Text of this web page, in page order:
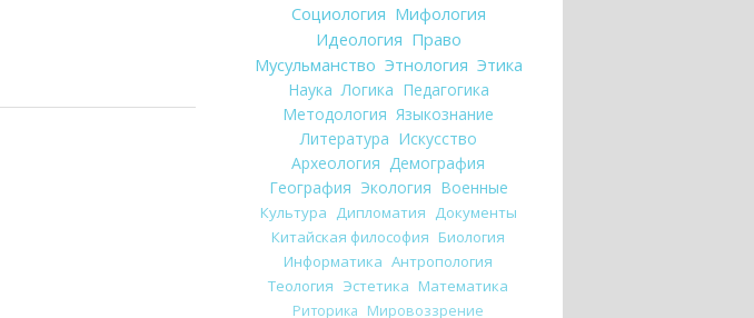
Социология Мифология
Идеология Право
Мусульманство Этнология Этика
Наука Логика Педагогика
Методология Языкознание
Литература Искусство
Археология Демография
География Экология Военные
Культура Дипломатия Документы
Китайская философия Биология
Информатика Антропология
Теология Эстетика Математика
Риторика Мировоззрение